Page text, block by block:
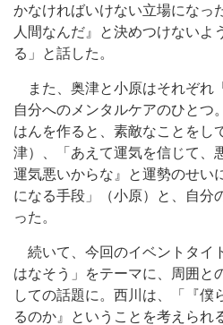
かなければいけない立場になっ
人間なんだ』と決めつけないよ
る」と話した。
また、奥津と小原はそれぞれ
自分へのメンタルケアのひとつ
はんを作ると、素敵なことをし
津）、「あえて運気を信じて、
運気悪いからな』と運勢のせい
になる手段」（小原）と、自分
った。
続いて、今回のイベントタイ
はなそう」をテーマに、周囲と
しての話題に。西川は、「『僕
るのか』ということを考えられ